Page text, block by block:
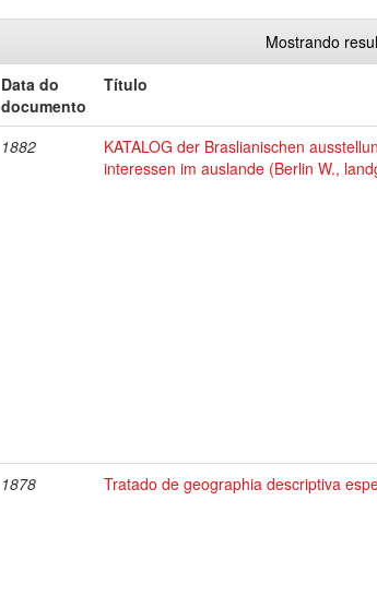
Mostrando
Data do
documento
Título
1882
KATALOG der Braslianischen
interessen im auslande (Berlin W.,
1878 Tratado de geographia descriptiva